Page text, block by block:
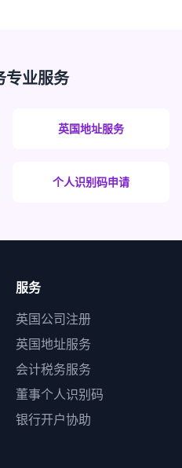
专业服务
英国地址服务
个人识别码申请
服务
英国公司注册
英国地址服务
会计税务服务
董事个人识别码
银行开户协助